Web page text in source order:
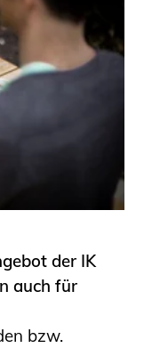
der IK
auch für
bzw.